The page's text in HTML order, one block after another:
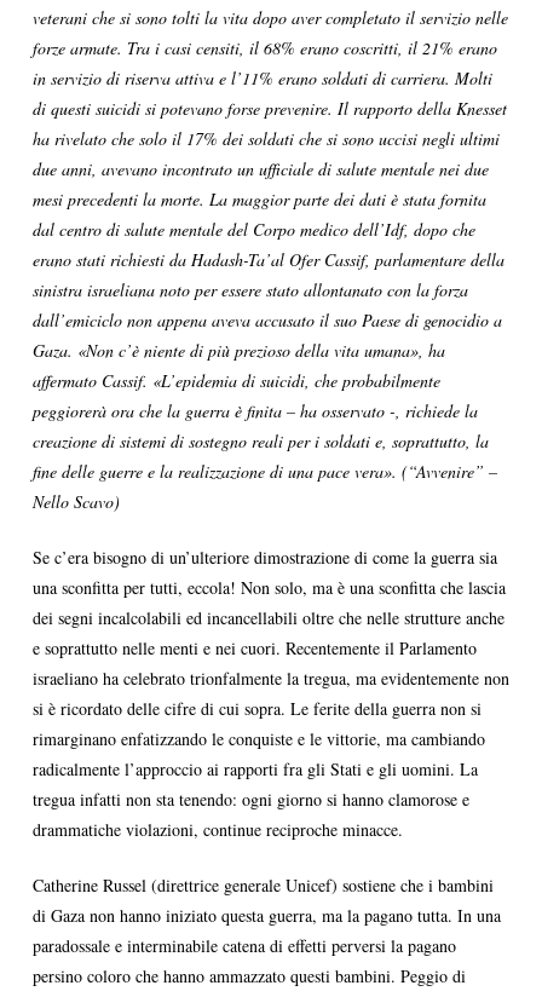
veterani che si sono tolti la vita dopo aver completato il servizio nelle
forze armate. Tra i casi censiti, il 68% erano coscritti, il 21% erano
in servizio di riserva attiva e l’11% erano soldati di carriera. Molti
di questi suicidi si potevano forse prevenire. Il rapporto della Knesset
ha rivelato che solo il 17% dei soldati che si sono uccisi negli ultimi
due anni, avevano incontrato un ufficiale di salute mentale nei due
mesi precedenti la morte. La maggior parte dei dati è stata fornita
dal centro di salute mentale del Corpo medico dell’Idf, dopo che
erano stati richiesti da Hadash-Ta’al Ofer Cassif, parlamentare della
sinistra israeliana noto per essere stato allontanato con la forza
dall’emiciclo non appena aveva accusato il suo Paese di genocidio a
Gaza. «Non c’è niente di più prezioso della vita umana», ha
affermato Cassif. «L’epidemia di suicidi, che probabilmente
peggiorerà ora che la guerra è finita – ha osservato -, richiede la
creazione di sistemi di sostegno reali per i soldati e, soprattutto, la
fine delle guerre e la realizzazione di una pace vera». (“Avvenire” –
Nello Scavo)
Se c’era bisogno di un’ulteriore dimostrazione di come la guerra sia
una sconfitta per tutti, eccola! Non solo, ma è una sconfitta che lascia
dei segni incalcolabili ed incancellabili oltre che nelle strutture anche
e soprattutto nelle menti e nei cuori. Recentemente il Parlamento
israeliano ha celebrato trionfalmente la tregua, ma evidentemente non
si è ricordato delle cifre di cui sopra. Le ferite della guerra non si
rimarginano enfatizzando le conquiste e le vittorie, ma cambiando
radicalmente l’approccio ai rapporti fra gli Stati e gli uomini. La
tregua infatti non sta tenendo: ogni giorno si hanno clamorose e
drammatiche violazioni, continue reciproche minacce.
Catherine Russel (direttrice generale Unicef) sostiene che i bambini
di Gaza non hanno iniziato questa guerra, ma la pagano tutta. In una
paradossale e interminabile catena di effetti perversi la pagano
persino coloro che hanno ammazzato questi bambini. Peggio di